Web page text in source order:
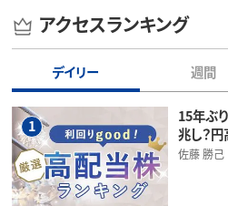
アクセスランキング
デイリー 週間
1
15年ぶ
兆し？
佐藤 勝己